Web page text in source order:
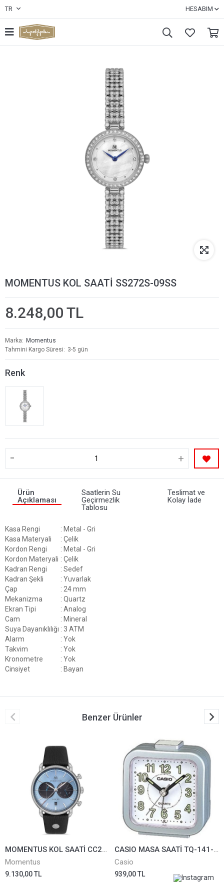
TR HESABIM
MOMENTUS KOL SAATİ SS272S-09SS
8.248,00 TL
Marka
Momentus
Tahmini Kargo Süresi
3-5 gün
Renk
- +
Ürün
Açıklaması
Saatlerin Su
Geçirmezlik
Tablosu
Teslimat ve
Kolay İade
Kasa Rengi
: Metal - Gri
Kasa Materyali
: Çelik
Kordon Rengi
: Metal - Gri
Kordon Materyali : Çelik
Kadran Rengi
: Sedef
Kadran Şekli
: Yuvarlak
Çap
: 24 mm
Mekanizma
: Quartz
Ekran Tipi
: Analog
Cam
: Mineral
Suya Dayanıklılığı : 3 ATM
Alarm
: Yok
Takvim
: Yok
Kronometre
: Yok
Cinsiyet
: Bayan
Benzer Ürünler
MOMENTUS KOL SAATİ CC285S-10BS
Momentus
9.130,00 TL
CASIO MASA SAATİ TQ-141-8DF
Casio
939,00 TL